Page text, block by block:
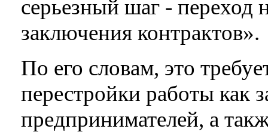
серьезный шаг - переход
заключения контрактов».
По его словам, это
перестройки работы как
предпринимателей, а